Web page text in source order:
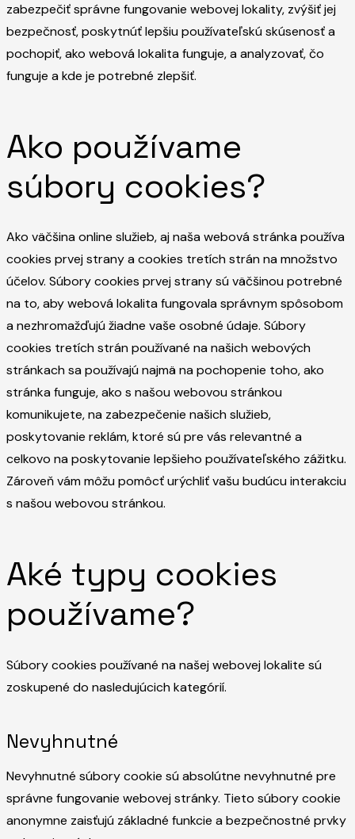
zabezpečiť správne fungovanie webovej lokality, zvýšiť jej
bezpečnosť, poskytnúť lepšiu používateľskú skúsenosť a
pochopiť, ako webová lokalita funguje, a analyzovať, čo
funguje a kde je potrebné zlepšiť.
Ako používame
súbory cookies?
Ako väčšina online služieb, aj naša webová stránka používa
cookies prvej strany a cookies tretích strán na množstvo
účelov. Súbory cookies prvej strany sú väčšinou potrebné
na to, aby webová lokalita fungovala správnym spôsobom
a nezhromažďujú žiadne vaše osobné údaje. Súbory
cookies tretích strán používané na našich webových
stránkach sa používajú najmä na pochopenie toho, ako
stránka funguje, ako s našou webovou stránkou
komunikujete, na zabezpečenie našich služieb,
poskytovanie reklám, ktoré sú pre vás relevantné a
celkovo na poskytovanie lepšieho používateľského zážitku.
Zároveň vám môžu pomôcť urýchliť vašu budúcu interakciu
s našou webovou stránkou.
Aké typy cookies
používame?
Súbory cookies používané na našej webovej lokalite sú
zoskupené do nasledujúcich kategórií.
Nevyhnutné
Nevyhnutné súbory cookie sú absolútne nevyhnutné pre
správne fungovanie webovej stránky. Tieto súbory cookie
anonymne zaisťujú základné funkcie a bezpečnostné prvky